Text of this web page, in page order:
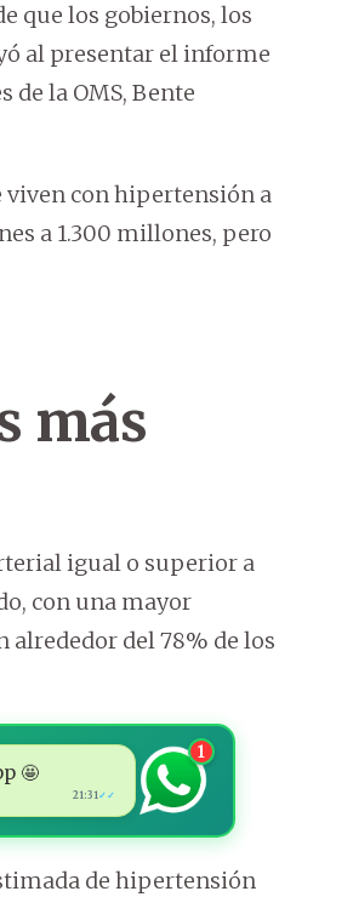
que los gobiernos, los
al presentar el informe
la OMS, Bente
viven con hipertensión a
a 1.300 millones, pero
más
igual o superior a
con una mayor
alrededor del 78% de los
🤩
21:31✓✓
1
de hipertensión